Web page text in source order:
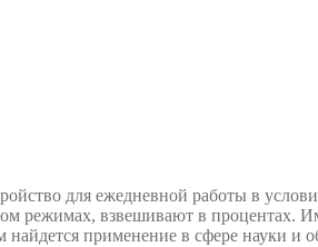
для ежедневной работы в
режимах, взвешивают в процентах.
применение в сфере науки и